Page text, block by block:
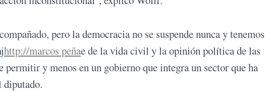
pero la democracia no se suspende nunca y tenemos
http://marcos peñae de la vida civil y la opinión política de las
permitir y menos en un gobierno que integra un sector que ha
diputado.